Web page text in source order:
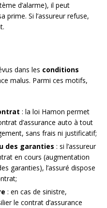
d’alarme), il peut
prime. Si l’assureur refuse,
dans les conditions
malus. Parmi ces motifs,
: la loi Hamon permet
d’assurance auto à tout
sans frais ni justificatif;
des garanties : si l’assureur
en cours (augmentation
garanties), l’assuré dispose
: en cas de sinistre,
le contrat d’assurance